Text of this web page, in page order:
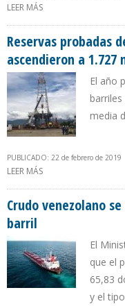
LEER MÁS
COMPAÑÍA
Reservas probadas
ascendieron a 1.727
El año
media
PUBLICADO: 22 de febrero de 2019
LEER MÁS
Crudo venezolano
barril
El
que el
65,83
y el